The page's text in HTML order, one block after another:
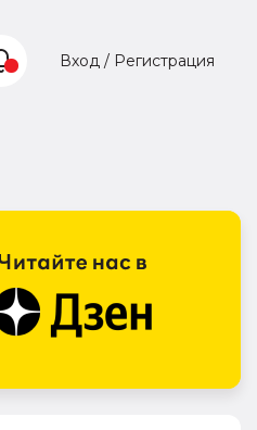
Вход / Регистрация